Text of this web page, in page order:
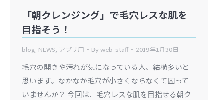
「朝クレンジング」で毛穴レスな肌を
目指そう！
blog, NEWS, アプリ用 Byweb-staff 2019年1月30日
毛穴の開きや汚れが気になっている人、結構多いと
思います。なかなか毛穴が小さくならなくて困って
いませんか？ 今回は、毛穴レスな肌を目指せる朝ク